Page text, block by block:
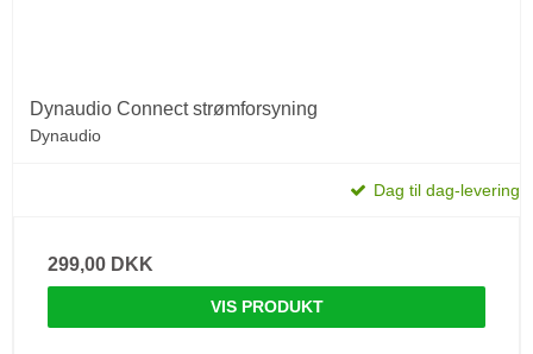
Dynaudio Connect strømforsyning
Dynaudio
Dag til dag-levering
299,00 DKK
VIS PRODUKT